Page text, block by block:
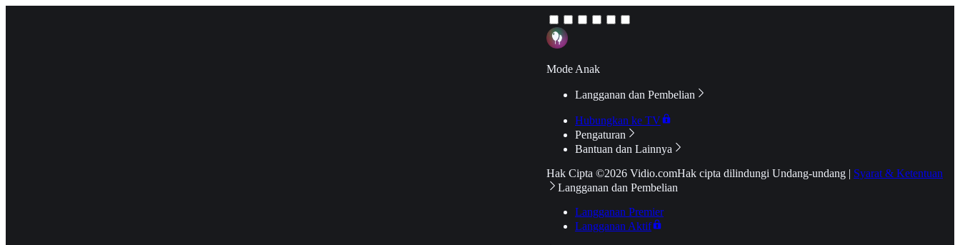
Mode Anak
Langganan dan Pembelian
Hubungkan ke TV
Pengaturan
Bantuan dan Lainnya
Hak Cipta ©2026 Vidio.comHak cipta dilindungi Undang-undang | Syarat & Ketentuan
Langganan dan Pembelian
Langganan Premier
Langganan Aktif